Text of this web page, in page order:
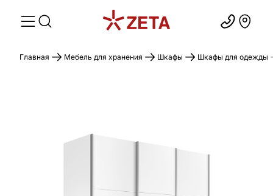
Главная Мебель для хранения Шкафы Шкафы для одежды